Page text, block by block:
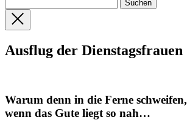
Ausflug der Dienstagsfrauen
Warum denn in die Ferne schweifen,
wenn das Gute liegt so nah…